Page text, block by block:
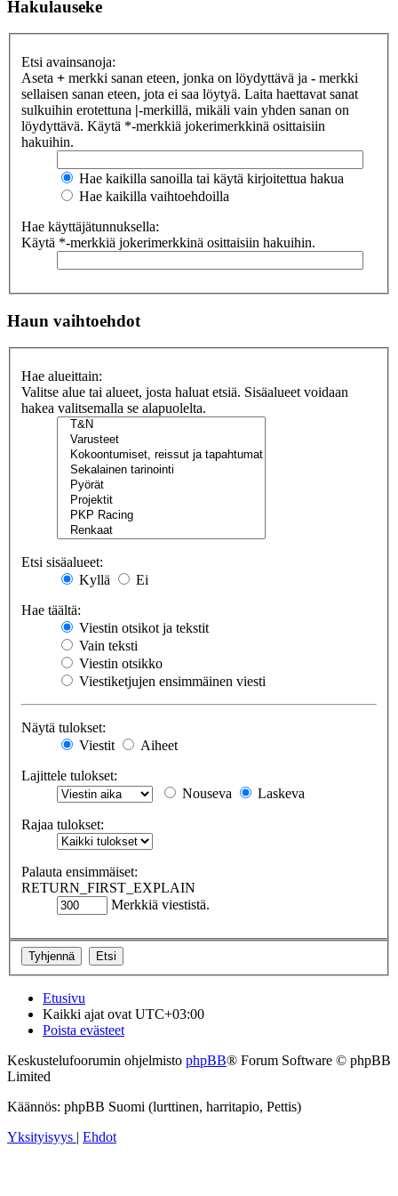
Hakulauseke
Etsi avainsanoja:
Aseta + merkki sanan eteen, jonka on löydyttävä ja - merkki
sellaisen sanan eteen, jota ei saa löytyä. Laita haettavat sanat
sulkuihin erotettuna |-merkillä, mikäli vain yhden sanan on
löydyttävä. Käytä *-merkkiä jokerimerkkinä osittaisiin
hakuihin.
Hae kaikilla sanoilla tai käytä kirjoitettua hakua
Hae kaikilla vaihtoehdoilla
Hae käyttäjätunnuksella:
Käytä *-merkkiä jokerimerkkinä osittaisiin hakuihin.
Haun vaihtoehdot
Hae alueittain:
Valitse alue tai alueet, josta haluat etsiä. Sisäalueet voidaan
hakea valitsemalla se alapuolelta.
Etsi sisäalueet:
Kyllä
Ei
Hae täältä:
Viestin otsikot ja tekstit
Vain teksti
Viestin otsikko
Viestiketjujen ensimmäinen viesti
Näytä tulokset:
Viestit
Aiheet
Lajittele tulokset:
Nouseva
Laskeva
Rajaa tulokset:
Palauta ensimmäiset:
RETURN_FIRST_EXPLAIN
Merkkiä viestistä.
Etusivu
Kaikki ajat ovat UTC+03:00
Poista evästeet
Keskustelufoorumin ohjelmisto phpBB® Forum Software © phpBB
Limited
Käännös: phpBB Suomi (lurttinen, harritapio, Pettis)
Yksityisyys | Ehdot